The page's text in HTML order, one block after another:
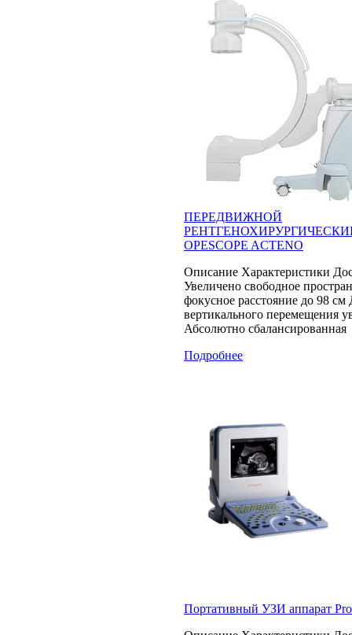
ПЕРЕДВИЖНОЙ
OPESCOPE ACTENO
Описание Характеристики
Увеличено свободное
фокусное расстояние до 98 см
вертикального перемещения
Абсолютно сбалансированная
Подробнее
Портативный УЗИ аппарат